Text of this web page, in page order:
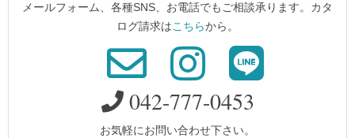
メールフォーム、各種SNS、お電話でもご相談承ります。カタ
ログ請求はこちらから。
042-777-0453
お気軽にお問い合わせ下さい。